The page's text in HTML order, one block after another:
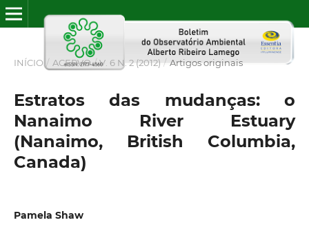
INÍCIO / ACERVO / V. 6 N. 2 (2012) / Artigos originais
Estratos das mudanças: o
Nanaimo River Estuary
(Nanaimo, British Columbia,
Canada)
Pamela Shaw